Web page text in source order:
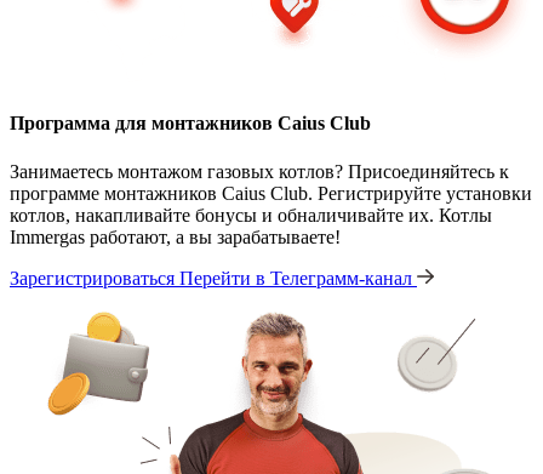
Программа для монтажников Caius Club
Занимаетесь монтажом газовых котлов? Присоединяйтесь к
программе монтажников Caius Club. Регистрируйте установки
котлов, накапливайте бонусы и обналичивайте их. Котлы
Immergas работают, а вы зарабатываете!
Зарегистрироваться Перейти в Телеграмм-канал